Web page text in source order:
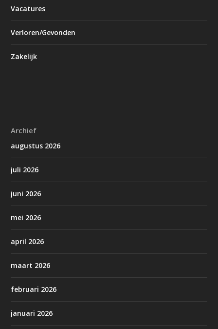
Vacatures
Verloren/Gevonden
Zakelijk
Archief
augustus 2026
juli 2026
juni 2026
mei 2026
april 2026
maart 2026
februari 2026
januari 2026